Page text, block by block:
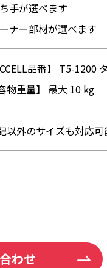
手が選べます
ナー部材が選べます
品番】 T5-1200
物重量】 最大 10 kg
以外のサイズも対応可
わせ